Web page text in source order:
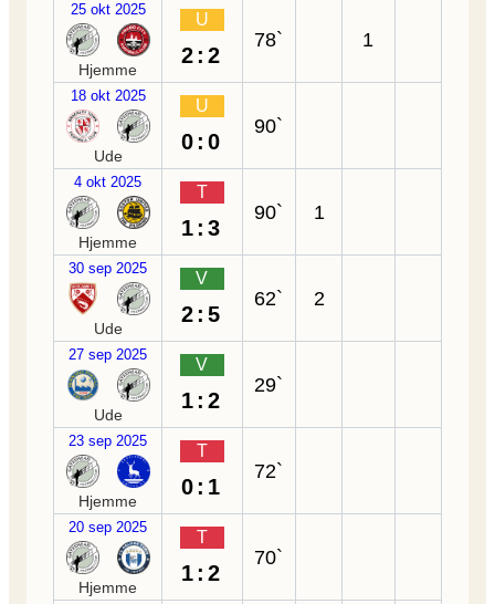
25 okt 2025
Hjemme
U
2:2
78` 1
18 okt 2025
Ude
U
0:0
90`
4 okt 2025
Hjemme
T
1:3
90` 1
30 sep 2025
Ude
V
2:5
62` 2
27 sep 2025
Ude
V
1:2
29`
23 sep 2025
Hjemme
T
0:1
72`
20 sep 2025
Hjemme
T
1:2
70`